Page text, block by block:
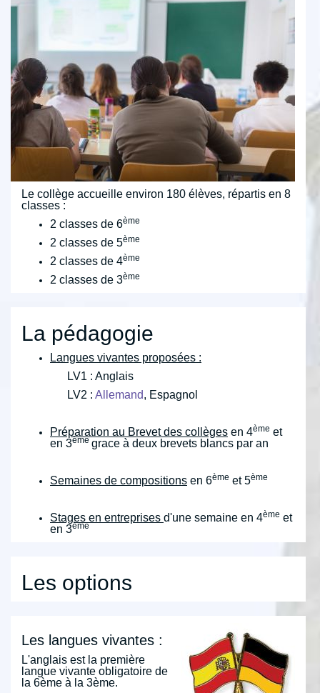
Le collège accueille environ 180 élèves, répartis en 8
classes :
2 classes de 6ème
2 classes de 5ème
2 classes de 4ème
2 classes de 3ème
La pédagogie
Langues vivantes proposées :
LV1 : Anglais
LV2 : Allemand, Espagnol
Préparation au Brevet des collèges en 4ème et
en 3èmegrace à deux brevets blancs par an
Semaines de compositions en 6ème et 5ème
Stages en entreprises d'une semaine en 4ème et
en 3ème
Les options
Les langues vivantes :
L'anglais est la première
langue vivante obligatoire de
la 6ème à la 3ème.